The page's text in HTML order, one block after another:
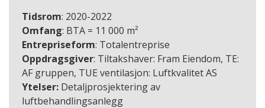
Tidsrom: 2020-2022
Omfang: BTA = 11 000 m²
Entrepriseform: Totalentreprise
Oppdragsgiver: Tiltakshaver: Fram Eiendom, TE:
AF gruppen, TUE ventilasjon: Luftkvalitet AS
Ytelser: Detaljprosjektering av
luftbehandlingsanlegg